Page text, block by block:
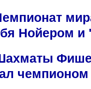
Нойером и